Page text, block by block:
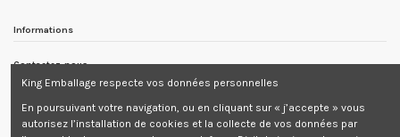
Informations
Contactez-nous
King Emballage respecte vos données personnelles
En poursuivant votre navigation, ou en cliquant sur « j’accepte » vous
autorisez l’installation de cookies et la collecte de vos données par